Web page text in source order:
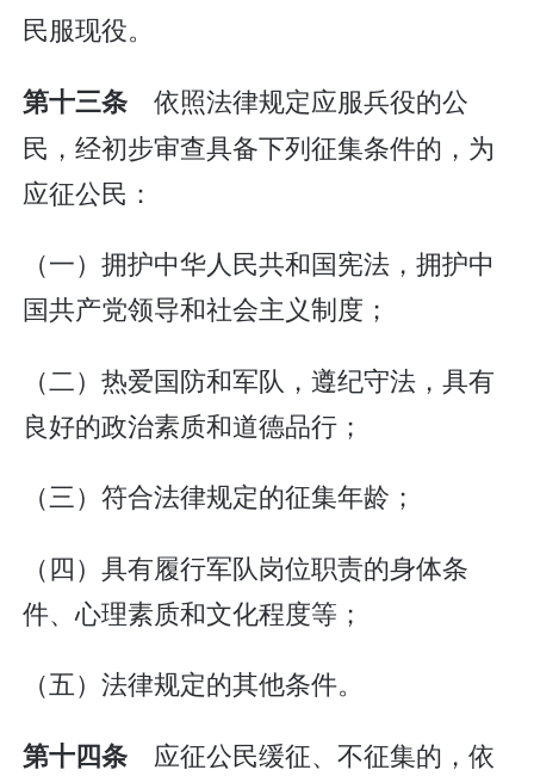
民服现役。
第十三条 依照法律规定应服兵役的公
民，经初步审查具备下列征集条件的，为
应征公民：
（一）拥护中华人民共和国宪法，拥护中
国共产党领导和社会主义制度；
（二）热爱国防和军队，遵纪守法，具有
良好的政治素质和道德品行；
（三）符合法律规定的征集年龄；
（四）具有履行军队岗位职责的身体条
件、心理素质和文化程度等；
（五）法律规定的其他条件。
第十四条 应征公民缓征、不征集的，依